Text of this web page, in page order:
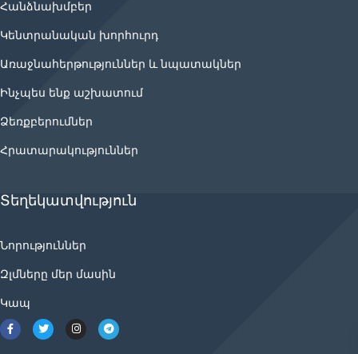
Հանձնախմբեր
Կենտրանական խորհուրդ
Առաջնահերթություններ և նպատակներ
Ինչպես ենք աշխատում
Ձեռքբերումներ
Հրատարակություններ
Տեղեկատվություն
Նորություններ
Զլմները մեր մասին
Կապ